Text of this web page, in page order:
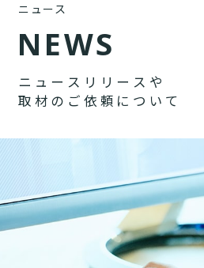
ニュース
NEWS
ニ ュ ー ス リ リ ー ス や
取 材 の ご 依 頼 に つ い て